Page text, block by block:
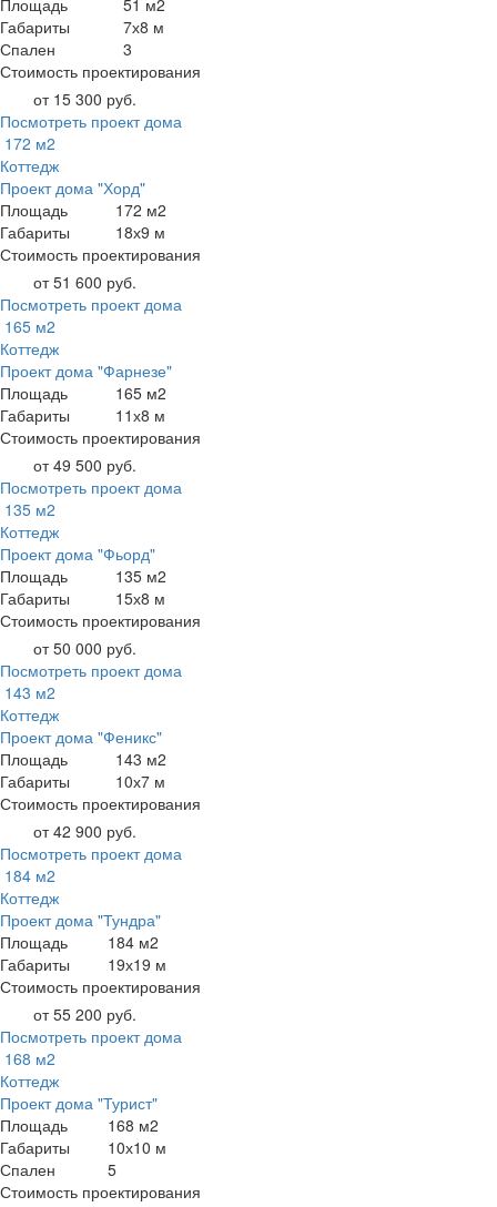
Площадь
51 м2
Габариты
7х8 м
Спален
3
Стоимость проектирования
от 15 300 руб.
Посмотреть проект дома
172 м2
Коттедж
Проект дома "Хорд"
Площадь
172 м2
Габариты
18х9 м
Стоимость проектирования
от 51 600 руб.
Посмотреть проект дома
165 м2
Коттедж
Проект дома "Фарнезе"
Площадь
165 м2
Габариты
11х8 м
Стоимость проектирования
от 49 500 руб.
Посмотреть проект дома
135 м2
Коттедж
Проект дома "Фьорд"
Площадь
135 м2
Габариты
15х8 м
Стоимость проектирования
от 50 000 руб.
Посмотреть проект дома
143 м2
Коттедж
Проект дома "Феникс"
Площадь
143 м2
Габариты
10х7 м
Стоимость проектирования
от 42 900 руб.
Посмотреть проект дома
184 м2
Коттедж
Проект дома "Тундра"
Площадь
184 м2
Габариты
19х19 м
Стоимость проектирования
от 55 200 руб.
Посмотреть проект дома
168 м2
Коттедж
Проект дома "Турист"
Площадь
168 м2
Габариты
10х10 м
Спален
5
Стоимость проектирования